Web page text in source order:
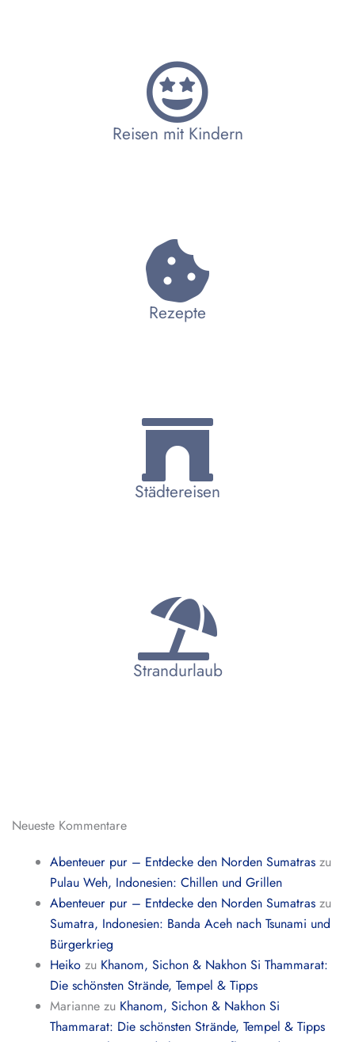
Reisen mit Kindern
Rezepte
Städtereisen
Strandurlaub
Neueste Kommentare
Abenteuer pur – Entdecke den Norden Sumatras zu
Pulau Weh, Indonesien: Chillen und Grillen
Abenteuer pur – Entdecke den Norden Sumatras zu
Sumatra, Indonesien: Banda Aceh nach Tsunami und
Bürgerkrieg
Heiko zu Khanom, Sichon & Nakhon Si Thammarat:
Die schönsten Strände, Tempel & Tipps
Marianne zu Khanom, Sichon & Nakhon Si
Thammarat: Die schönsten Strände, Tempel & Tipps